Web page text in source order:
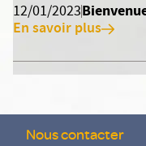
12/01/2023
En savoir plus
Nous contacter